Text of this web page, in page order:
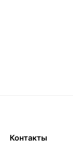
Контакты